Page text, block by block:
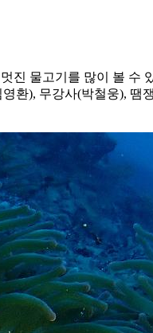
진 물고기를 많이 볼 수
환), 무강사(박철웅), 땜